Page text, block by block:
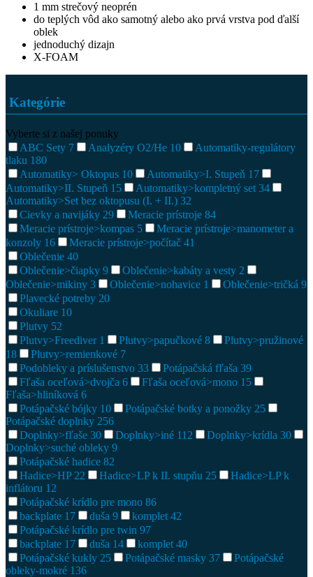
1 mm strečový neoprén
do teplých vôd ako samotný alebo ako prvá vrstva pod ďalší
oblek
jednoduchý dizajn
X-FOAM
Kategórie
Vyberte si z našej ponuky
ABC Sety 7 Analyzéry O2/He 10
Automatiky-regulátory
tlaku 180
Automatiky> Oktopus 10 Automatiky>I. Stupeň 17
Automatiky>II. Stupeň 15 Automatiky>kompletný set 34
Automatiky>Set bez oktopusu (I. + II.) 32
Cievky a navijáky 29 Meracie prístroje 84
Meracie prístroje>kompas 5
Meracie prístroje>manometer a
konzoly 16 Meracie prístroje>počítač 41
Oblečenie 40
Oblečenie>čiapky 9 Oblečenie>kabáty a vesty 2
Oblečenie>mikiny 3 Oblečenie>nohavice 1 Oblečenie>tričká 9
Plavecké potreby 20
Okuliare 10
Plutvy 52
Plutvy>Freediver 1 Plutvy>papučkové 8
Plutvy>pružinové
18
Plutvy>remienkové 7
Podobleky a príslušenstvo 33 Potápačská fľaša 39
Fľaša oceľová>dvojča 6 Fľaša oceľová>mono 15
Fľaša>hliníková 6
Potápačské bójky 10 Potápačské botky a ponožky 25
Potápačské doplnky 256
Doplnky>fľaše 30 Doplnky>iné 112 Doplnky>krídla 30
Doplnky>suché obleky 9
Potápačské hadice 82
Hadice>HP 22 Hadice>LP k II. stupňu 25
Hadice>LP k
inflátoru 12
Potápačské krídlo pre mono 86
backplate 17 duša 9 komplet 42
Potápačské krídlo pre twin 97
backplate 17 duša 14 komplet 40
Potápačské kukly 25 Potápačské masky 37
Potápačské
obleky-mokré 136